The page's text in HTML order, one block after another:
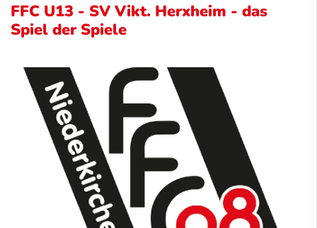
FFC U13 - SV Vikt. Herxheim - das
Spiel der Spiele